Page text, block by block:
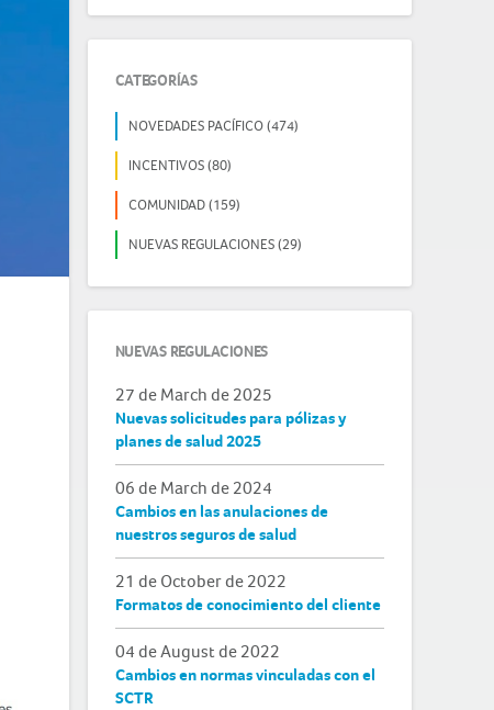
CATEGORÍAS
NOVEDADES PACÍFICO (474)
INCENTIVOS (80)
COMUNIDAD (159)
NUEVAS REGULACIONES (29)
NUEVAS REGULACIONES
27 de March de 2025
Nuevas solicitudes para pólizas y
planes de salud 2025
06 de March de 2024
Cambios en las anulaciones de
nuestros seguros de salud
21 de October de 2022
Formatos de conocimiento del cliente
04 de August de 2022
Cambios en normas vinculadas con el
SCTR